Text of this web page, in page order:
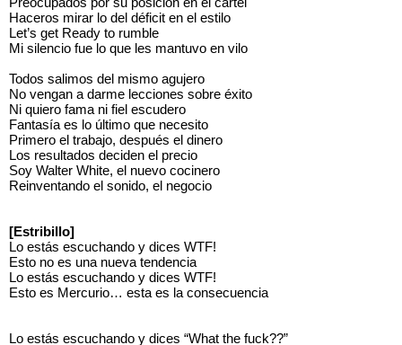
Haceros mirar lo del déficit en el estilo
Let’s get Ready to rumble
Mi silencio fue lo que les mantuvo en vilo
Todos salimos del mismo agujero
No vengan a darme lecciones sobre éxito
Ni quiero fama ni fiel escudero
Fantasía es lo último que necesito
Primero el trabajo, después el dinero
Los resultados deciden el precio
Soy Walter White, el nuevo cocinero
Reinventando el sonido, el negocio
[Estribillo]
Lo estás escuchando y dices WTF!
Esto no es una nueva tendencia
Lo estás escuchando y dices WTF!
Esto es Mercurio… esta es la consecuencia
Lo estás escuchando y dices “What the fuck??”